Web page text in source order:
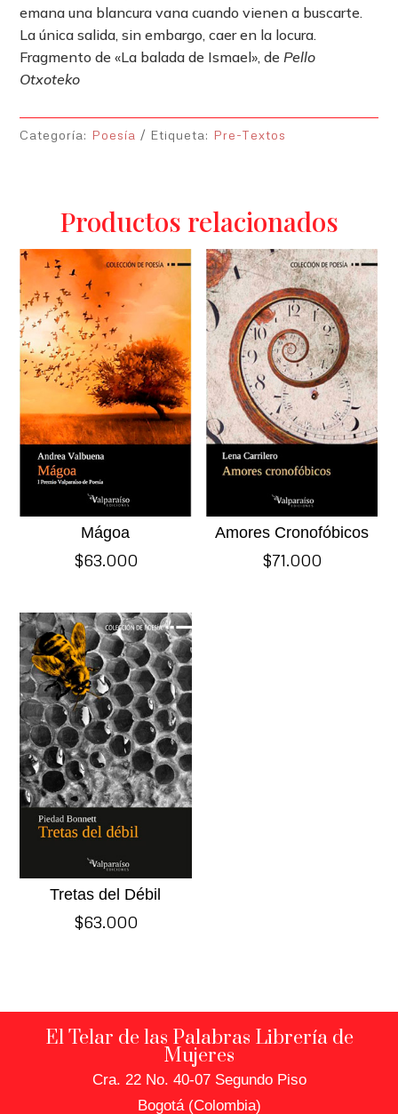
emana una blancura vana cuando vienen a buscarte.
La única salida, sin embargo, caer en la locura.
Fragmento de «La balada de Ismael», de Pello
Otxoteko
Categoría: Poesía Etiqueta: Pre-Textos
Productos relacionados
Mágoa
$63.000
Amores Cronofóbicos
$71.000
Tretas del Débil
$63.000
El Telar de las Palabras Librería de
Mujeres
Cra. 22 No. 40-07 Segundo Piso
Bogotá (Colombia)